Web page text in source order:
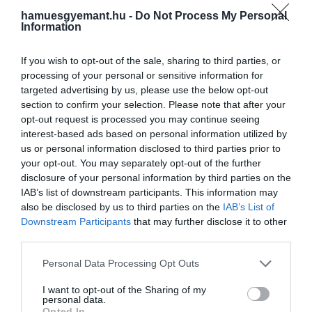
hamuesgyemant.hu - Do Not Process My Personal
Information
If you wish to opt-out of the sale, sharing to third parties, or
processing of your personal or sensitive information for
targeted advertising by us, please use the below opt-out
section to confirm your selection. Please note that after your
opt-out request is processed you may continue seeing
interest-based ads based on personal information utilized by
us or personal information disclosed to third parties prior to
your opt-out. You may separately opt-out of the further
disclosure of your personal information by third parties on the
IAB’s list of downstream participants. This information may
also be disclosed by us to third parties on the IAB’s List of
Downstream Participants that may further disclose it to other
Please note that this website/app uses one or more Google
not limited to your visit or usage behaviour. You may click to
grant or deny consent to Google and its third-party tags to
Personal Data Processing Opt Outs
I want to opt-out of the Sharing of my
personal data.